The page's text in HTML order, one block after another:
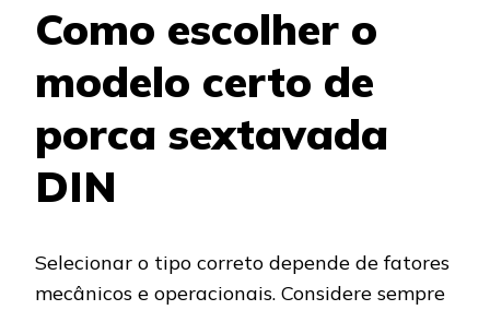
Como escolher o
modelo certo de
porca sextavada
DIN
Selecionar o tipo correto depende de fatores
mecânicos e operacionais. Considere sempre